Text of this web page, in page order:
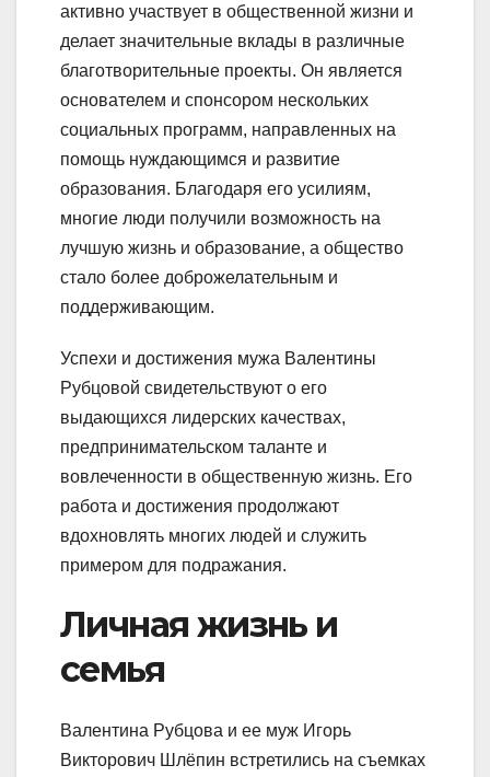
активно участвует в общественной жизни и
делает значительные вклады в различные
благотворительные проекты. Он является
основателем и спонсором нескольких
социальных программ, направленных на
помощь нуждающимся и развитие
образования. Благодаря его усилиям,
многие люди получили возможность на
лучшую жизнь и образование, а общество
стало более доброжелательным и
поддерживающим.
Успехи и достижения мужа Валентины
Рубцовой свидетельствуют о его
выдающихся лидерских качествах,
предпринимательском таланте и
вовлеченности в общественную жизнь. Его
работа и достижения продолжают
вдохновлять многих людей и служить
примером для подражания.
Личная жизнь и
семья
Валентина Рубцова и ее муж Игорь
Викторович Шлёпин встретились на съемках